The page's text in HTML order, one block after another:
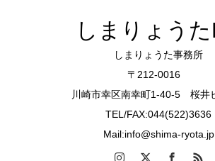
しまりょう
しまりょうた事務所
〒212-0016
川崎市幸区南幸町1-40-5 桜井
TEL/FAX:044(522)3636
Mail:info@shima-ryota.jp